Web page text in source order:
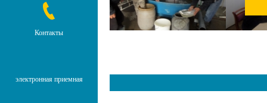
Контакты
электронная приемная